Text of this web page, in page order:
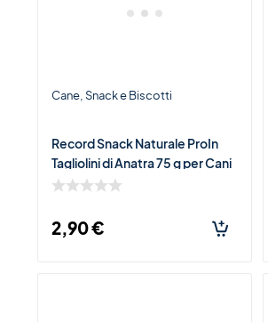
Cane Snack e Biscotti
Record Snack Naturale ProIn
Tagliolini di Anatra 75 g per Cani
– Snack Morbido Ricco di Carne
2,90€